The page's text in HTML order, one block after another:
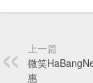
上一篇
微笑
惠